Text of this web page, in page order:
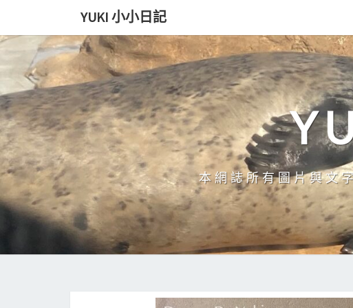
content
YUKI 小小日記
本網誌所有圖片與文